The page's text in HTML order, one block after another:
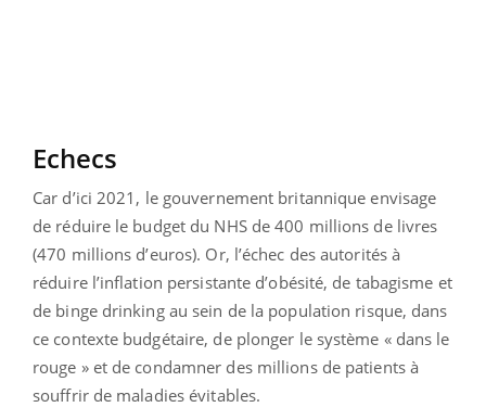
Echecs
Car d’ici 2021, le gouvernement britannique envisage
de réduire le budget du NHS de 400 millions de livres
(470 millions d’euros). Or, l’échec des autorités à
réduire l’inflation persistante d’obésité, de tabagisme et
de binge drinking au sein de la population risque, dans
ce contexte budgétaire, de plonger le système « dans le
rouge » et de condamner des millions de patients à
souffrir de maladies évitables.